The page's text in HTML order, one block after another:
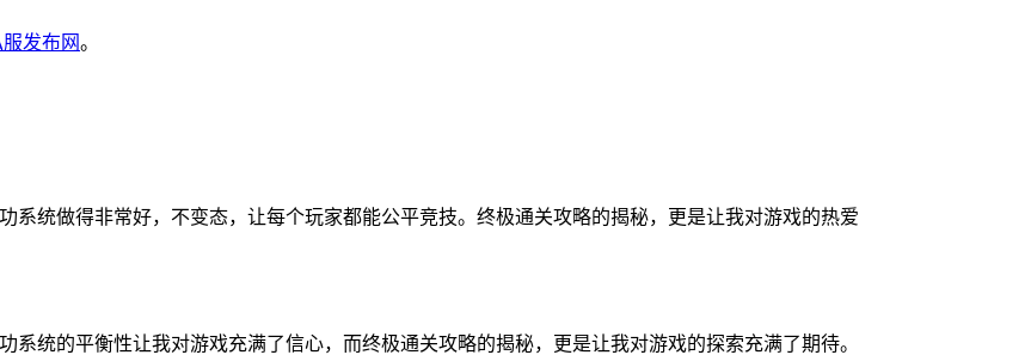
发布网。
系统做得非常好，不变态，让每个玩家都能公平竞技。终极通关攻略的揭秘，更是让我对游戏的热爱
统的平衡性让我对游戏充满了信心，而终极通关攻略的揭秘，更是让我对游戏的探索充满了期待。